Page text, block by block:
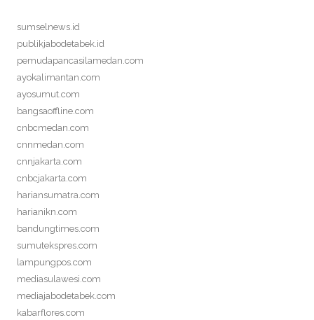
sumselnews.id
publikjabodetabek.id
pemudapancasilamedan.com
ayokalimantan.com
ayosumut.com
bangsaoffline.com
cnbcmedan.com
cnnmedan.com
cnnjakarta.com
cnbcjakarta.com
hariansumatra.com
harianikn.com
bandungtimes.com
sumutekspres.com
lampungpos.com
mediasulawesi.com
mediajabodetabek.com
kabarflores.com